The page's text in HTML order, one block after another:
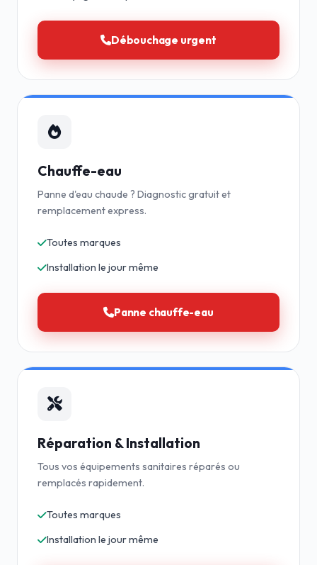
Débouchage urgent
Chauffe-eau
Panne d'eau chaude ? Diagnostic gratuit et
remplacement express.
Toutes marques
Installation le jour même
Panne chauffe-eau
Réparation & Installation
Tous vos équipements sanitaires réparés ou
remplacés rapidement.
Toutes marques
Installation le jour même